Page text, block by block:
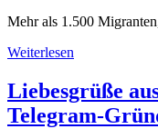
Mehr als 1.500
Weiterlesen
Liebesgrüße
Telegram-